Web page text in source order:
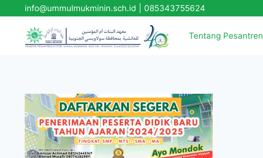
info@ummulmukminin.sch.id 085343755624
Tentang Pesantren